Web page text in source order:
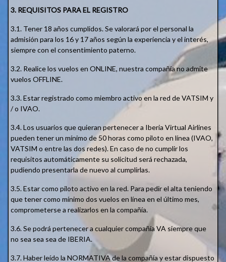
3. REQUISITOS PARA EL REGISTRO
3.1. Tener 18 años cumplidos. Se valorará por el personal la
admisión para los 16 y 17 años según la experiencia y el interés,
siempre con el consentimiento paterno.
3.2. Realice los vuelos en ONLINE, nuestra compañía no admite
vuelos OFFLINE.
3.3. Estar registrado como miembro activo en la red de VATSIM y
/ o IVAO.
3.4. Los usuarios que quieran pertenecer a Iberia Virtual Airlines
pueden tener un mínimo de 50 horas como piloto en línea (IVAO,
VATSIM o entre las dos redes). En caso de no cumplir los
requisitos automáticamente su solicitud será rechazada,
pudiendo presentarla de nuevo al cumplirlas.
3.5. Estar como piloto activo en la red. Para pedir el alta teniendo
que tener como mínimo dos vuelos en línea en el último mes,
comprometerse a realizarlos en la compañía.
3.6. Se podrá pertenecer a cualquier compañía VA siempre que
no sea sea sea de IBERIA.
3.7. Haber leído la NORMATIVA de la compañía y estar dispuesto